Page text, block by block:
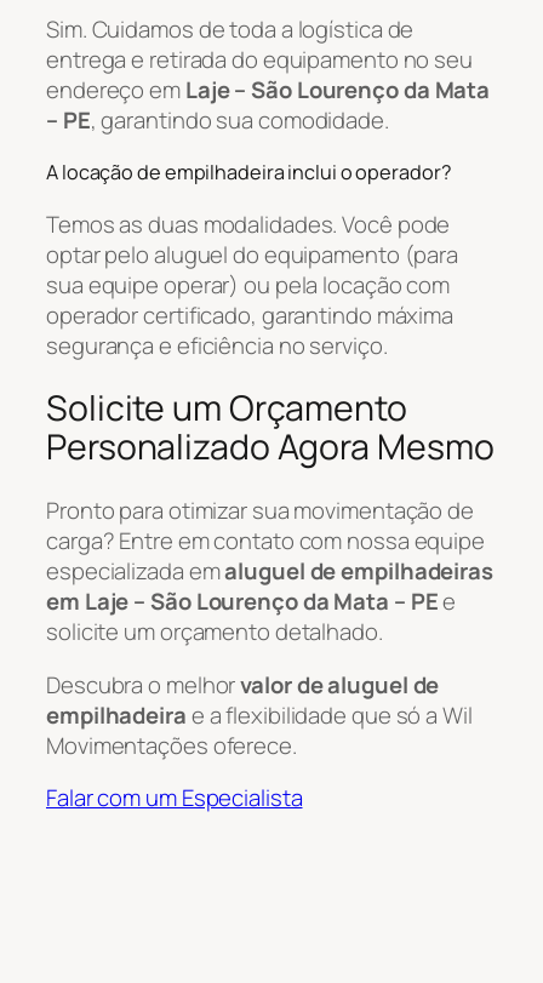
Sim. Cuidamos de toda a logística de
entrega e retirada do equipamento no seu
endereço emLaje – São Lourenço da Mata
– PE, garantindo sua comodidade.
A locação de empilhadeira inclui o operador?
Temos as duas modalidades. Você pode
optar pelo aluguel do equipamento (para
sua equipe operar) ou pela locação com
operador certificado, garantindo máxima
segurança e eficiência no serviço.
Solicite um Orçamento
Personalizado Agora Mesmo
Pronto para otimizar sua movimentação de
carga? Entre em contato com nossa equipe
especializada emaluguel de empilhadeiras
em Laje – São Lourenço da Mata – PEe
solicite um orçamento detalhado.
Descubra o melhorvalor de aluguel de
empilhadeirae a flexibilidade que só a Wil
Movimentações oferece.
Falar com um Especialista